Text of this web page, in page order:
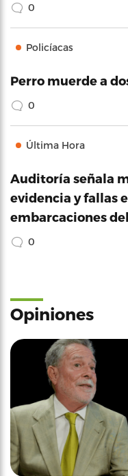
0
Policíacas
Perro muerde a
0
Última Hora
Auditoría señala
evidencia y fallas
embarcaciones
0
Opiniones